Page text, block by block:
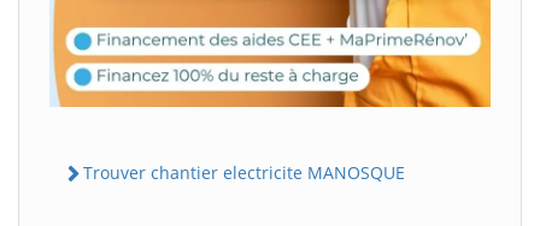
Trouver chantier electricite MANOSQUE